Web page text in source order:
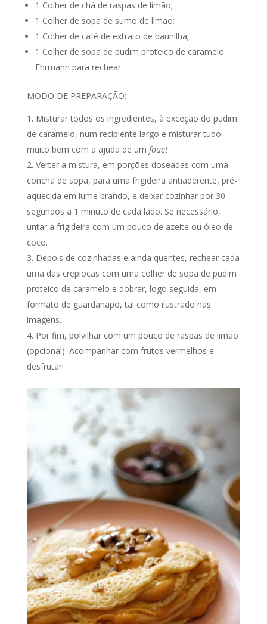
1 Colher de chá de raspas de limão;
1 Colher de sopa de sumo de limão;
1 Colher de café de extrato de baunilha;
1 Colher de sopa de pudim proteico de caramelo
Ehrmann para rechear.
MODO DE PREPARAÇÃO:
Misturar todos os ingredientes, à exceção do pudim
de caramelo, num recipiente largo e misturar tudo
muito bem com a ajuda de um fouet.
Verter a mistura, em porções doseadas com uma
concha de sopa, para uma frigideira antiaderente, pré-
aquecida em lume brando, e deixar cozinhar por 30
segundos a 1 minuto de cada lado. Se necessário,
untar a frigideira com um pouco de azeite ou óleo de
coco.
Depois de cozinhadas e ainda quentes, rechear cada
uma das crepiocas com uma colher de sopa de pudim
proteico de caramelo e dobrar, logo seguida, em
formato de guardanapo, tal como ilustrado nas
imagens.
Por fim, polvilhar com um pouco de raspas de limão
(opcional). Acompanhar com frutos vermelhos e
desfrutar!